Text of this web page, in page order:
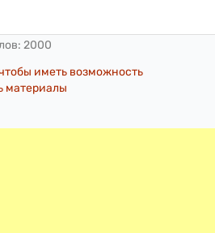
2000
иметь возможность
материалы